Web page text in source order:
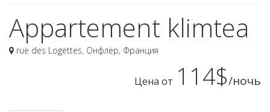
Appartement klimtea
rue des Logettes, Онфлёр, Франция
Цена от 114$/ночь